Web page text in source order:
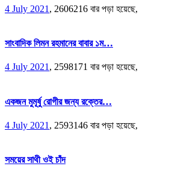
4 July 2021 , 2606216 বার পড়া হয়েছে,
সাংবাদিক লিমন রহমানের বাবার ১ম…
4 July 2021, 2598171 বার পড়া হয়েছে,
একজন মুমূর্ষু রোগীর জন্য রক্তের…
4 July 2021 , 2593146 বার পড়া হয়েছে,
সময়ের সাথী ওই চাঁদ